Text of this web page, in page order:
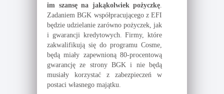
im szansę na jakąkolwiek pożyczkę.
Zadaniem BGK współpracującego z EFI
będzie udzielanie zarówno pożyczek, jak
i gwarancji kredytowych. Firmy, które
zakwalifikują się do programu Cosme,
będą miały zapewnioną 80-procentową
gwarancję ze strony BGK i nie będą
musiały korzystać z zabezpieczeń w
postaci własnego majątku.